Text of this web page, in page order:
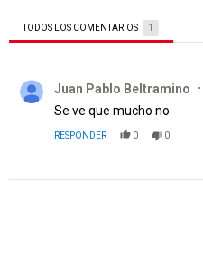
TODOS LOS COMENTARIOS 1
Juan Pablo Beltramino
Se ve que mucho no
RESPONDER 0 0